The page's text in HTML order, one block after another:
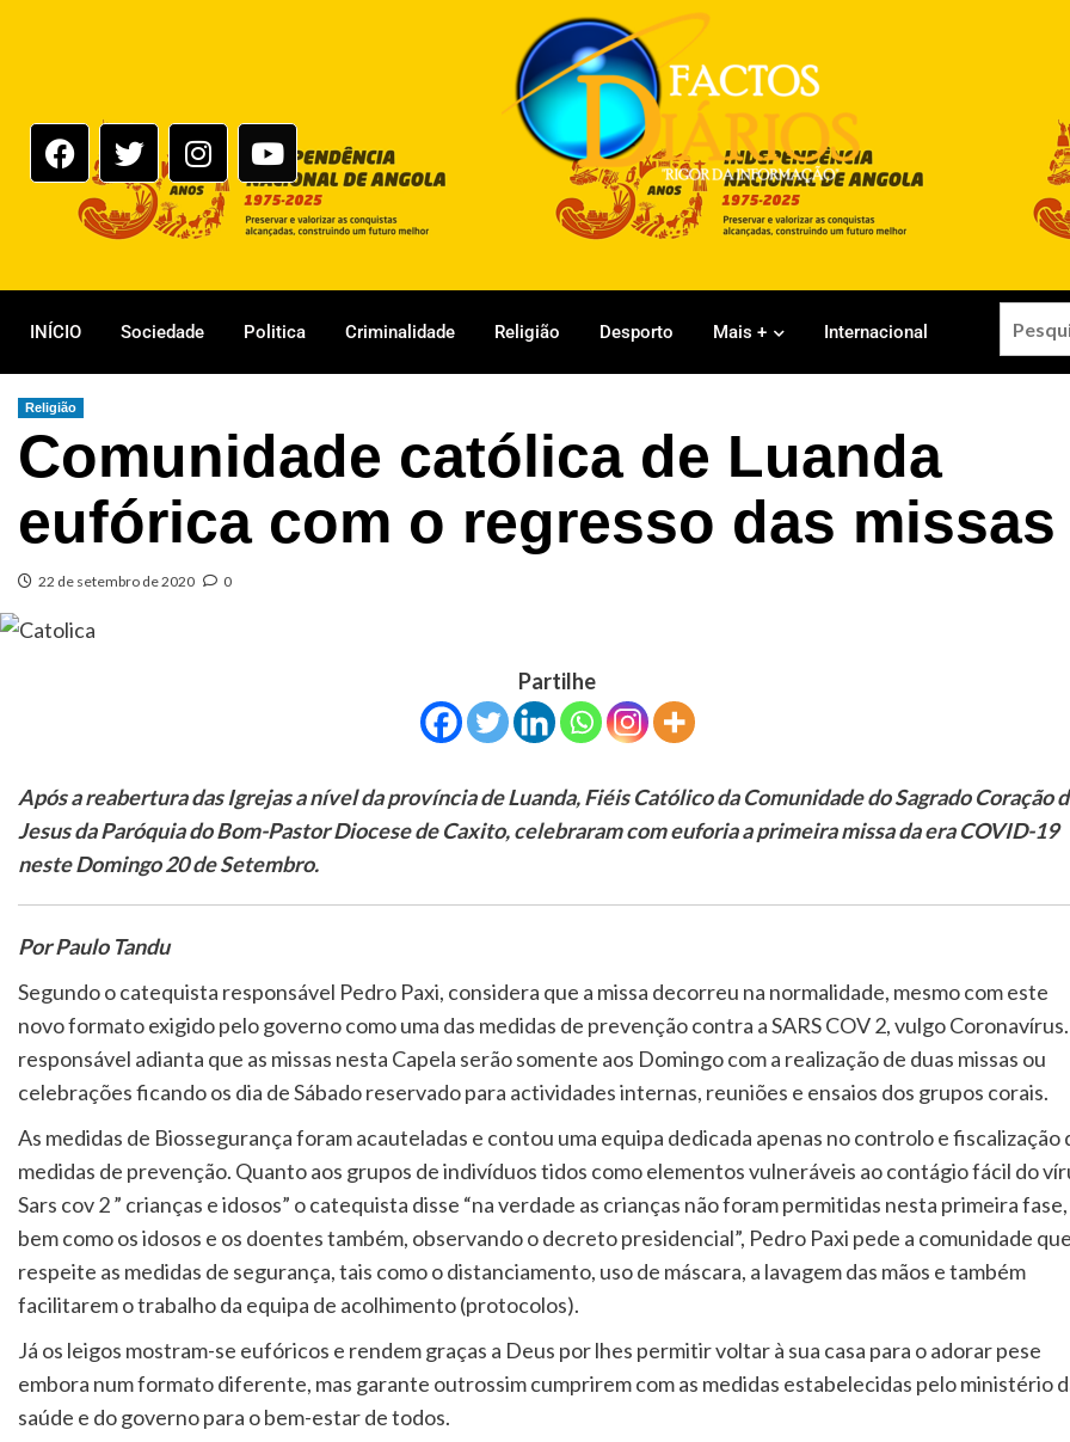
INÍCIO Sociedade Politica Criminalidade Religião Desporto Mais + Internacional
Religião
Comunidade católica de Luanda
eufórica com o regresso das missas
22 de setembro de 2020 0
Partilhe
Após a reabertura das Igrejas a nível da província de Luanda, Fiéis Católico da Comunidade do Sagrado Coração
Jesus da Paróquia do Bom-Pastor Diocese de Caxito, celebraram com euforia a primeira missa da era COVID-19
neste Domingo 20 de Setembro.
Por Paulo Tandu
Segundo o catequista responsável Pedro Paxi, considera que a missa decorreu na normalidade, mesmo com este
novo formato exigido pelo governo como uma das medidas de prevenção contra a SARS COV 2, vulgo
responsável adianta que as missas nesta Capela serão somente aos Domingo com a realização de duas missas ou
celebrações ficando os dia de Sábado reservado para actividades internas, reuniões e ensaios dos grupos corais.
As medidas de Biossegurança foram acauteladas e contou uma equipa dedicada apenas no controlo e fiscalização
medidas de prevenção. Quanto aos grupos de indivíduos tidos como elementos vulneráveis ao contágio fácil do
Sars cov 2 ” crianças e idosos” o catequista disse “na verdade as crianças não foram permitidas nesta primeira fase,
bem como os idosos e os doentes também, observando o decreto presidencial”, Pedro Paxi pede a comunidade que
respeite as medidas de segurança, tais como o distanciamento, uso de máscara, a lavagem das mãos e também
facilitarem o trabalho da equipa de acolhimento (protocolos).
Já os leigos mostram-se eufóricos e rendem graças a Deus por lhes permitir voltar à sua casa para o adorar pese
embora num formato diferente, mas garante outrossim cumprirem com as medidas estabelecidas pelo ministério
saúde e do governo para o bem-estar de todos.